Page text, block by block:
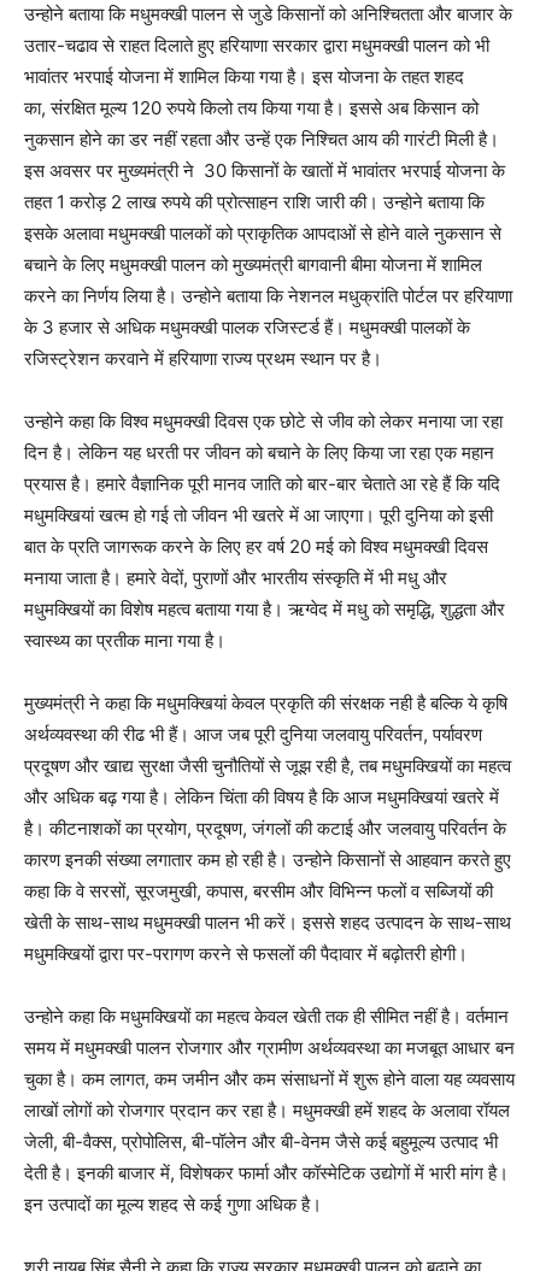
उन्होनेबताया कि मधुमक्खी पालन सेजुडेकिसानों को अनिश्चितता और बाजार के
उतार-चढाव से राहत दिलाते हुए हरियाणा सरकार द्वारा मधुमक्खी पालन को भी
भावांतर भरपाई योजना में शामिल किया गया है। इस योजना के तहत शहद
का, संरक्षित मूल्य 120 रुपये किलो तय किया गया है। इससे अब किसान को
नुकसान होने का डर नहीं रहता और उन्हें एक निश्चित आय की गारंटी मिली है।
इस अवसर पर मुख्यमंत्री ने 30 किसानों के खातों में भावांतर भरपाई योजना के
तहत 1 करोड़ 2 लाख रुपये की प्रोत्साहन राशि जारी की। उन्होने बताया कि
इसके अलावा मधुमक्खी पालकों को प्राकृतिक आपदाओं से होने वाले नुकसान से
बचाने के लिए मधुमक्खी पालन को मुख्यमंत्री बागवानी बीमा योजना में शामिल
करने का निर्णय लिया है। उन्होने बताया कि नेशनल मधुक्रांति पोर्टल पर हरियाणा
के 3 हजार से अधिक मधुमक्खी पालक रजिस्टर्ड हैं। मधुमक्खी पालकों के
रजिस्ट्रेशन करवाने में हरियाणा राज्य प्रथम स्थान पर है।
उन्होने कहा कि विश्व मधुमक्खी दिवस एक छोटे से जीव को लेकर मनाया जा रहा
दिन है। लेकिन यह धरती पर जीवन को बचाने के लिए किया जा रहा एक महान
प्रयास है। हमारे वैज्ञानिक पूरी मानव जाति को बार-बारचेतातेआ रहे हैं कि यदि
मधुमक्खियां खत्म हो गई तो जीवन भी खतरे में आ जाएगा। पूरी दुनिया को इसी
बात के प्रति जागरूक करने के लिए हर वर्ष 20 मई को विश्व मधुमक्खी दिवस
मनाया जाता है। हमारे वेदों, पुराणों और भारतीय संस्कृति में भी मधु और
मधुमक्खियों का विशेष महत्व बताया गया है। ऋग्वेद में मधु को समृद्धि, शुद्धता और
स्वास्थ्य का प्रतीक माना गया है।
मुख्यमंत्री ने कहा कि मधुमक्खियां केवल प्रकृति की संरक्षक नही है बल्कि ये कृषि
अर्थव्यवस्था की रीढ भी हैं। आज जब पूरी दुनिया जलवायु परिवर्तन, पर्यावरण
प्रदूषण और खाद्य सुरक्षा जैसी चुनौतियों से जूझ रही है, तब मधुमक्खियों का महत्व
और अधिक बढ़ गया है। लेकिन चिंता की विषय है कि आज मधुमक्खियां खतरे में
है। कीटनाशकों का प्रयोग, प्रदूषण, जंगलों की कटाई और जलवायु परिवर्तन के
कारण इनकी संख्या लगातार कम हो रही है। उन्होने किसानों से आहवान करते हुए
कहा कि वे सरसों, सूरजमुखी, कपास, बरसीम और विभिन्न फलों व सब्जियों की
खेती के साथ-साथ मधुमक्खी पालन भी करें। इससे शहद उत्पादन के साथ-साथ
मधुमक्खियों द्वारा पर-परागण करने से फसलों की पैदावार में बढ़ोतरी होगी।
उन्होने कहा कि मधुमक्खियों का महत्व केवल खेती तक ही सीमित नहीं है। वर्तमान
समय में मधुमक्खी पालन रोजगार और ग्रामीण अर्थव्यवस्था का मजबूत आधार बन
चुका है। कम लागत, कम जमीन और कम संसाधनों में शुरू होने वाला यह व्यवसाय
लाखों लोगों को रोजगार प्रदान कर रहा है। मधुमक्खी हमें शहद के अलावा रॉयल
जेली, बी-वैक्स, प्रोपोलिस, बी-पॉलेन और बी-वेनम जैसे कई बहुमूल्य उत्पाद भी
देती है। इनकी बाजार में, विशेषकर फार्मा और कॉस्मेटिक उद्योगों में भारी मांग है।
इन उत्पादों का मूल्य शहद से कई गुणा अधिक है।
श्री नायब सिंह सैनी ने कहा कि राज्य सरकार मधुमक्खी पालन को बढ़ाने का